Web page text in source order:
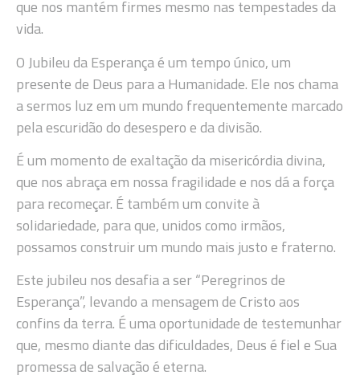
que nos mantém firmes mesmo nas tempestades da
vida.
O Jubileu da Esperança é um tempo único, um
presente de Deus para a Humanidade. Ele nos chama
a sermos luz em um mundo frequentemente marcado
pela escuridão do desespero e da divisão.
É um momento de exaltação da misericórdia divina,
que nos abraça em nossa fragilidade e nos dá a força
para recomeçar. É também um convite à
solidariedade, para que, unidos como irmãos,
possamos construir um mundo mais justo e fraterno.
Este jubileu nos desafia a ser “Peregrinos de
Esperança”, levando a mensagem de Cristo aos
confins da terra. É uma oportunidade de testemunhar
que, mesmo diante das dificuldades, Deus é fiel e Sua
promessa de salvação é eterna.